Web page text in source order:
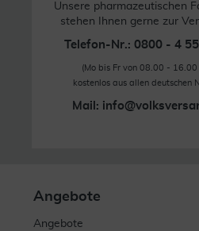
Unsere pharmazeutischen
stehen Ihnen gerne zur
Telefon-Nr.: 0800 - 4
(Mo bis Fr von 08.00 - 16.00
kostenlos aus allen deutschen
Mail:
Angebote
Angebote